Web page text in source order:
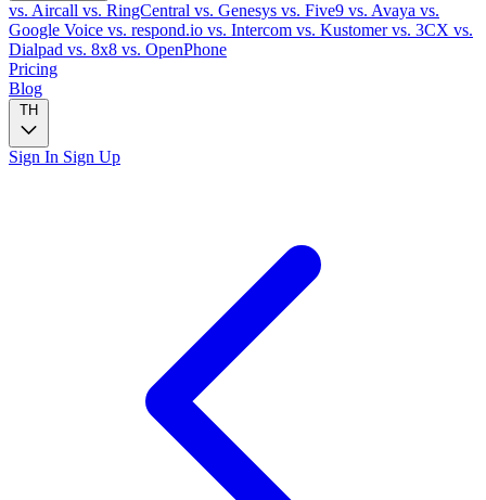
vs. Aircall vs. RingCentral vs. Genesys vs. Five9 vs. Avaya vs.
Google Voice vs. respond.io vs. Intercom vs. Kustomervs. 3CX vs.
Dialpad vs. 8x8 vs. OpenPhone
Pricing
Blog
TH
Sign In Sign Up